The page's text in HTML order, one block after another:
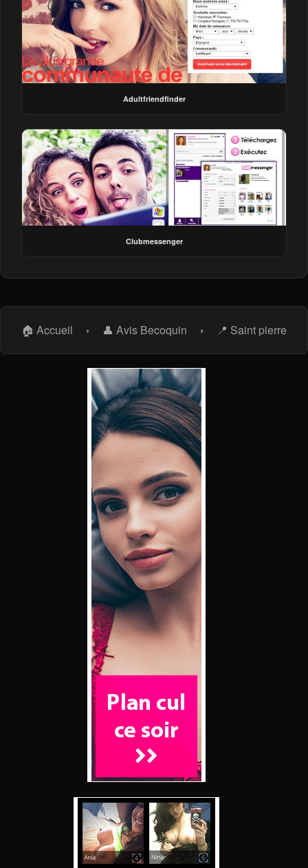
Adultfriendfinder
Clubmessenger
🏠 Accueil › 👤 Avis Becoquin › 📍 Saint pierre